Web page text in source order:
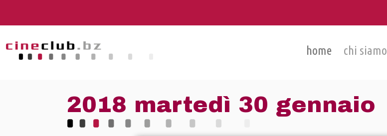
home chi siamo
2018 martedì 30 gennaio